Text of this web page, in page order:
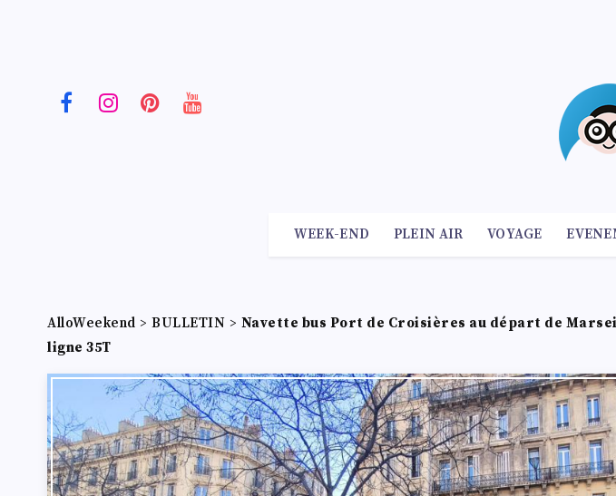
WEEK-END PLEIN AIR VOYAGE
AlloWeekend > BULLETIN > Navette bus Port de Croisières au départ de
ligne 35T